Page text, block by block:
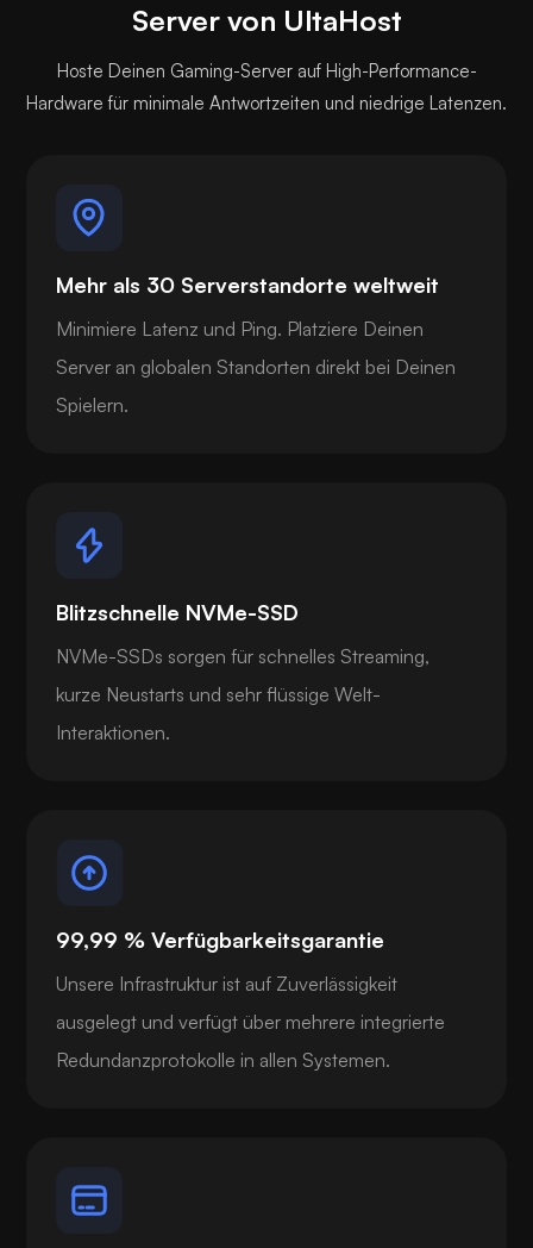
Server von UltaHost
Hoste Deinen Gaming-Server auf High-Performance-
Hardware für minimale Antwortzeiten und niedrige Latenzen.
Mehr als 30 Serverstandorte weltweit
Minimiere Latenz und Ping. Platziere Deinen
Server an globalen Standorten direkt bei Deinen
Spielern.
Blitzschnelle NVMe-SSD
NVMe-SSDs sorgen für schnelles Streaming,
kurze Neustarts und sehr flüssige Welt-
Interaktionen.
99,99 % Verfügbarkeitsgarantie
Unsere Infrastruktur ist auf Zuverlässigkeit
ausgelegt und verfügt über mehrere integrierte
Redundanzprotokolle in allen Systemen.